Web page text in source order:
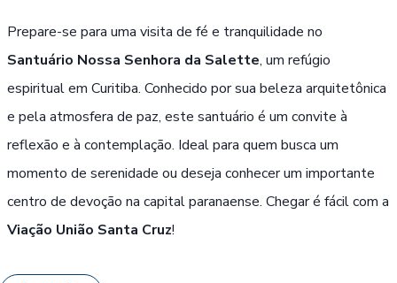
Prepare-se para uma visita de fé e tranquilidade no
Santuário Nossa Senhora da Salette, um refúgio
espiritual em Curitiba. Conhecido por sua beleza arquitetônica
e pela atmosfera de paz, este santuário é um convite à
reflexão e à contemplação. Ideal para quem busca um
momento de serenidade ou deseja conhecer um importante
centro de devoção na capital paranaense. Chegar é fácil com a
Viação União Santa Cruz!